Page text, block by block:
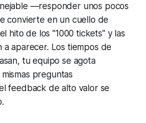
—responder unos pocos
convierte en un cuello de
hito de los "1000 tickets" y las
a aparecer. Los tiempos de
tu equipo se agota
preguntas
feedback de alto valor se